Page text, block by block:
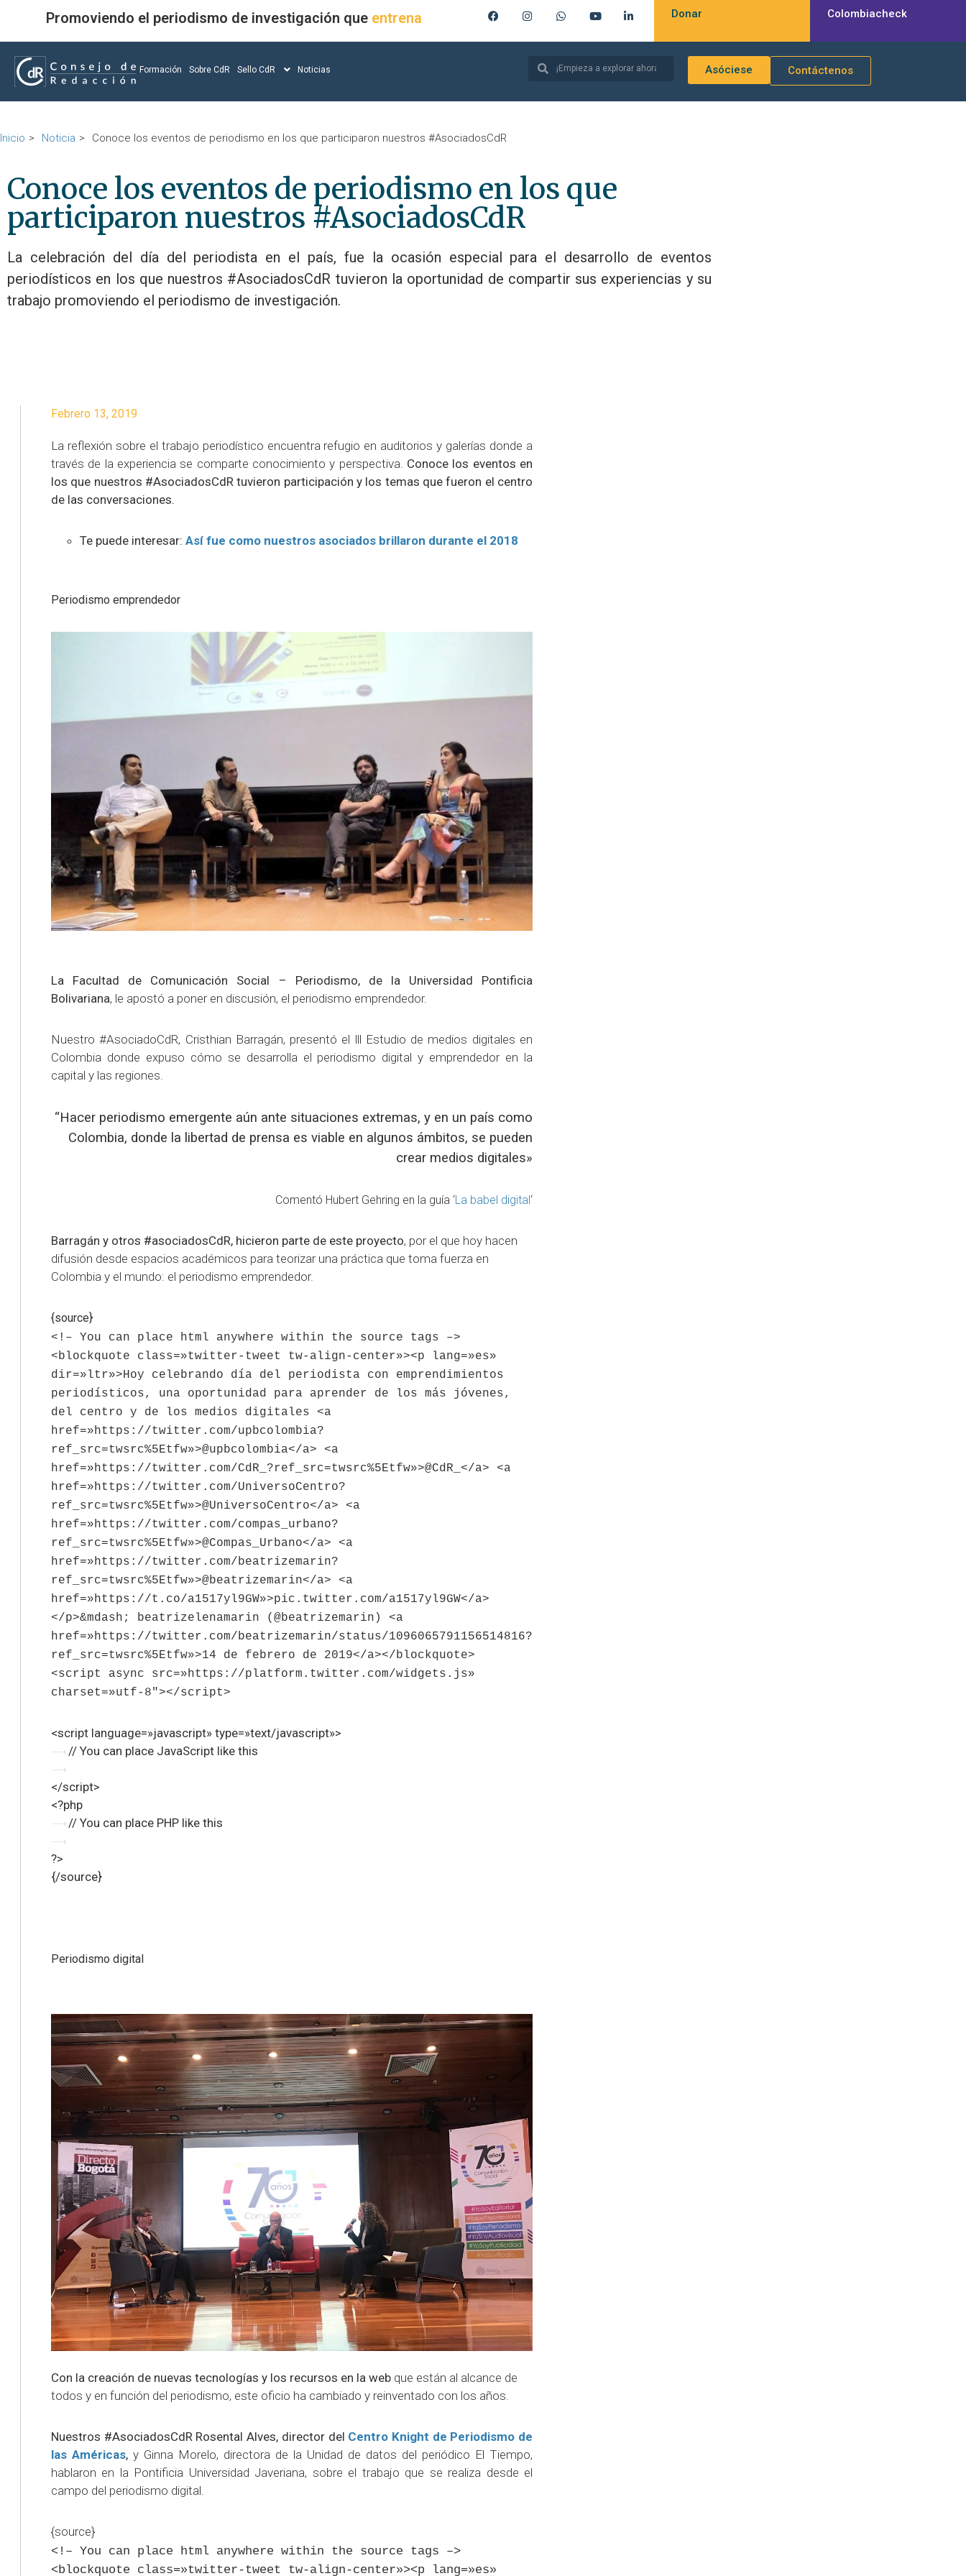
Promoviendo el periodismo de investigación que produce Donar Colombiacheck
Formación Sobre CdR Sello CdR Noticias Asóciese Contáctenos
Inicio Noticia Conoce los eventos de periodismo en los que participaron nuestros #AsociadosCdR
Conoce los eventos de periodismo en los que
participaron nuestros #AsociadosCdR
La celebración del día del periodista en el país, fue la ocasión especial para el desarrollo de eventos
periodísticos en los que nuestros #AsociadosCdR tuvieron la oportunidad de compartir sus experiencias y su
trabajo promoviendo el periodismo de investigación.
Febrero 13, 2019
La reflexión sobre el trabajo periodístico encuentra refugio en auditorios y galerías donde a
través de la experiencia se comparte conocimiento y perspectiva. Conoce los eventos en
los que nuestros #AsociadosCdR tuvieron participación y los temas que fueron el centro
de las conversaciones.
Te puede interesar: Así fue como nuestros asociados brillaron durante el 2018
Periodismo emprendedor
La Facultad de Comunicación Social – Periodismo, de la Universidad Pontificia
Bolivariana, le apostó a poner en discusión, el periodismo emprendedor.
Nuestro #AsociadoCdR, Cristhian Barragán, presentó el lll Estudio de medios digitales en
Colombia donde expuso cómo se desarrolla el periodismo digital y emprendedor en la
capital y las regiones.
“Hacer periodismo emergente aún ante situaciones extremas, y en un país como
Colombia, donde la libertad de prensa es viable en algunos ámbitos, se pueden
crear medios digitales»
Comentó Hubert Gehring en la guía ‘La babel digital‘
Barragán y otros #asociadosCdR, hicieron parte de este proyecto, por el que hoy hacen
difusión desde espacios académicos para teorizar una práctica que toma fuerza en
Colombia y el mundo: el periodismo emprendedor.
{source}
<!– You can place html anywhere within the source tags –>
<blockquote class=»twitter-tweet tw-align-center»><p lang=»es»
dir=»ltr»>Hoy celebrando día del periodista con emprendimientos
periodísticos, una oportunidad para aprender de los más jóvenes,
del centro y de los medios digitales <a
href=»https://twitter.com/upbcolombia?
ref_src=twsrc%5Etfw»>@upbcolombia</a> <a
href=»https://twitter.com/CdR_?ref_src=twsrc%5Etfw»>@CdR_</a> <a
href=»https://twitter.com/UniversoCentro?
ref_src=twsrc%5Etfw»>@UniversoCentro</a> <a
href=»https://twitter.com/compas_urbano?
ref_src=twsrc%5Etfw»>@Compas_Urbano</a> <a
href=»https://twitter.com/beatrizemarin?
ref_src=twsrc%5Etfw»>@beatrizemarin</a> <a
href=»https://t.co/a1517yl9GW»>pic.twitter.com/a1517yl9GW</a>
</p>&mdash; beatrizelenamarin (@beatrizemarin) <a
href=»https://twitter.com/beatrizemarin/status/1096065791156514816?
ref_src=twsrc%5Etfw»>14 de febrero de 2019</a></blockquote>
<script async src=»https://platform.twitter.com/widgets.js»
charset=»utf-8″></script>
<script language=»javascript» type=»text/javascript»>
// You can place JavaScript like this
</script>
<?php
// You can place PHP like this
?>
{/source}
Periodismo digital
Con la creación de nuevas tecnologías y los recursos en la web que están al alcance de
todos y en función del periodismo, este oficio ha cambiado y reinventado con los años.
Nuestros #AsociadosCdR Rosental Alves, director del Centro Knight de Periodismo de
las Américas, y Ginna Morelo, directora de la Unidad de datos del periódico El Tiempo,
hablaron en la Pontificia Universidad Javeriana, sobre el trabajo que se realiza desde el
campo del periodismo digital.
{source}
<!– You can place html anywhere within the source tags –>
<blockquote class=»twitter-tweet tw-align-center»><p lang=»es»